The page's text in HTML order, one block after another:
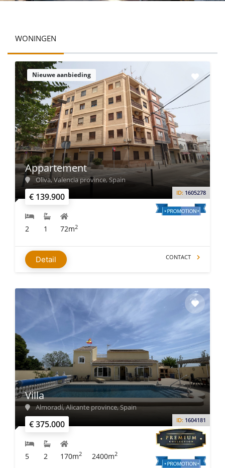
WONINGEN
Nieuwe aanbieding
€ 139.900 ID: 1605278
Appartement
Oliva, Valencia province, Spain
2 1 72m2
Detail CONTACT
€ 375.000 ID: 1604181
Villa
Almoradí, Alicante province, Spain
5 2 170m2 2400m2